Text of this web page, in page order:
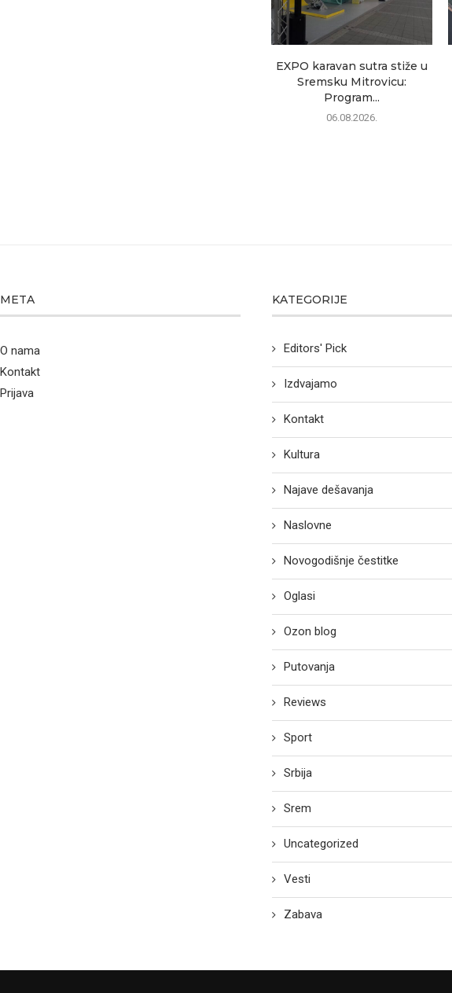
EXPO karavan sutra stiže u
Sremsku Mitrovicu:
Program...
06.08.2026.
META
O nama
Kontakt
Prijava
KATEGORIJE
Editors' Pick
Izdvajamo
Kontakt
Kultura
Najave dešavanja
Naslovne
Novogodišnje čestitke
Oglasi
Ozon blog
Putovanja
Reviews
Sport
Srbija
Srem
Uncategorized
Vesti
Zabava